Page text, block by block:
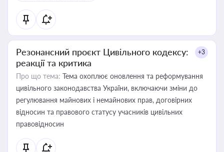
Резонансний проєкт Цивільного кодексу:
реакції та критика
+3
Про що тема: Тема охоплює оновлення та реформування
цивільного законодавства України, включаючи зміни до
регулювання майнових і немайнових прав, договірних
відносин та правового статусу учасників цивільних
правовідносин